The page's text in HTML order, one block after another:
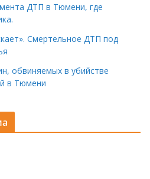
ДТП в Тюмени, где
Смертельное ДТП под
обвиняемых в убийстве
в Тюмени